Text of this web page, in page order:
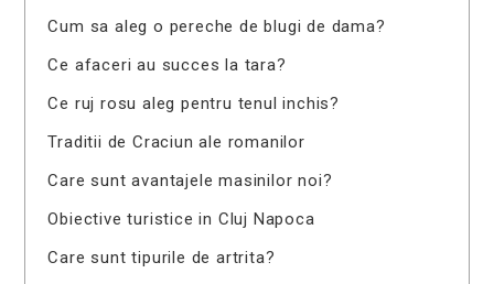
Cum sa aleg o pereche de blugi de dama?
Ce afaceri au succes la tara?
Ce ruj rosu aleg pentru tenul inchis?
Traditii de Craciun ale romanilor
Care sunt avantajele masinilor noi?
Obiective turistice in Cluj Napoca
Care sunt tipurile de artrita?